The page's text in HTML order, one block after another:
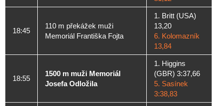
18:45
110 m překážek muži
Memoriál Františka Fojta
1. Britt (USA)
13,20
6. Kolomazník
13,84
18:55
1500 m muži Memoriál
Josefa Odložila
1. Higgins
(GBR) 3:37,66
5. Sasínek
3:38,83